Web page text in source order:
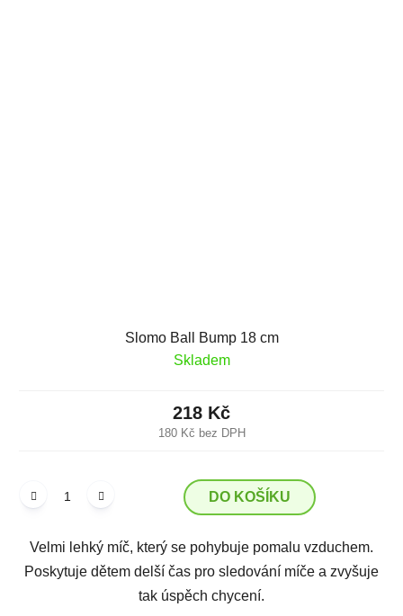
Slomo Ball Bump 18 cm
Skladem
180 Kč bez DPH
218 Kč
DO KOŠÍKU
Velmi lehký míč, který se pohybuje pomalu vzduchem.
Poskytuje dětem delší čas pro sledování míče a zvyšuje
tak úspěch chycení.